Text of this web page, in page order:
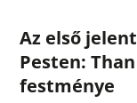
Az első
Pesten:
festménye